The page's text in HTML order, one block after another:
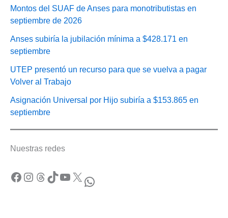
Montos del SUAF de Anses para monotributistas en
septiembre de 2026
Anses subiría la jubilación mínima a $428.171 en
septiembre
UTEP presentó un recurso para que se vuelva a pagar
Volver al Trabajo
Asignación Universal por Hijo subiría a $153.865 en
septiembre
Nuestras redes
Facebook Instagram Threads TikTok YouTube X WhatsApp